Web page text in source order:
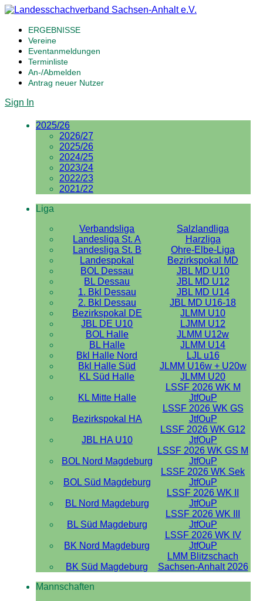
ERGEBNISSE
Vereine
Eventanmeldungen
Terminliste
An-/Abmelden
Antrag neuer Nutzer
Sign In
2025/26
2026/27
2025/26
2024/25
2023/24
2022/23
2021/22
Liga
Verbandsliga
Salzlandliga
Landesliga St. A
Harzliga
Landesliga St. B
Ohre-Elbe-Liga
Landespokal
Bezirkspokal MD
BOL Dessau
JBL MD U10
BL Dessau
JBL MD U12
1. Bkl Dessau
JBL MD U14
2. Bkl Dessau
JBL MD U16-18
Bezirkspokal DE
JLMM U10
JBL DE U10
LJMM U12
BOL Halle
JLMM U12w
BL Halle
JLMM U14
Bkl Halle Nord
LJL u16
Bkl Halle Süd
JLMM U16w + U20w
KL Süd Halle
JLMM U20
KL Mitte Halle
LSSF 2026 WK M
JtfOuP
Bezirkspokal HA
LSSF 2026 WK GS
JtfOuP
JBL HA U10
LSSF 2026 WK G12
JtfOuP
BOL Nord Magdeburg
LSSF 2026 WK GS M
JtfOuP
BOL Süd Magdeburg
LSSF 2026 WK Sek
JtfOuP
BL Nord Magdeburg
LSSF 2026 WK II
JtfOuP
BL Süd Magdeburg
LSSF 2026 WK III
JtfOuP
BK Nord Magdeburg
LSSF 2026 WK IV
JtfOuP
BK Süd Magdeburg
LMM Blitzschach
Sachsen-Anhalt 2026
Mannschaften